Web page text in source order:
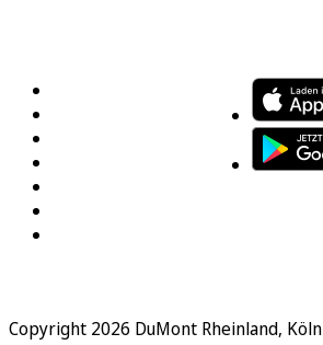
Copyright 2026 DuMont Rheinland, Köln